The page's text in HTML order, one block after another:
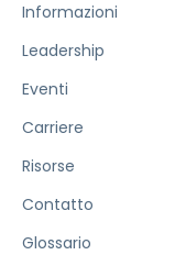
Informazioni
Leadership
Eventi
Carriere
Risorse
Contatto
Glossario